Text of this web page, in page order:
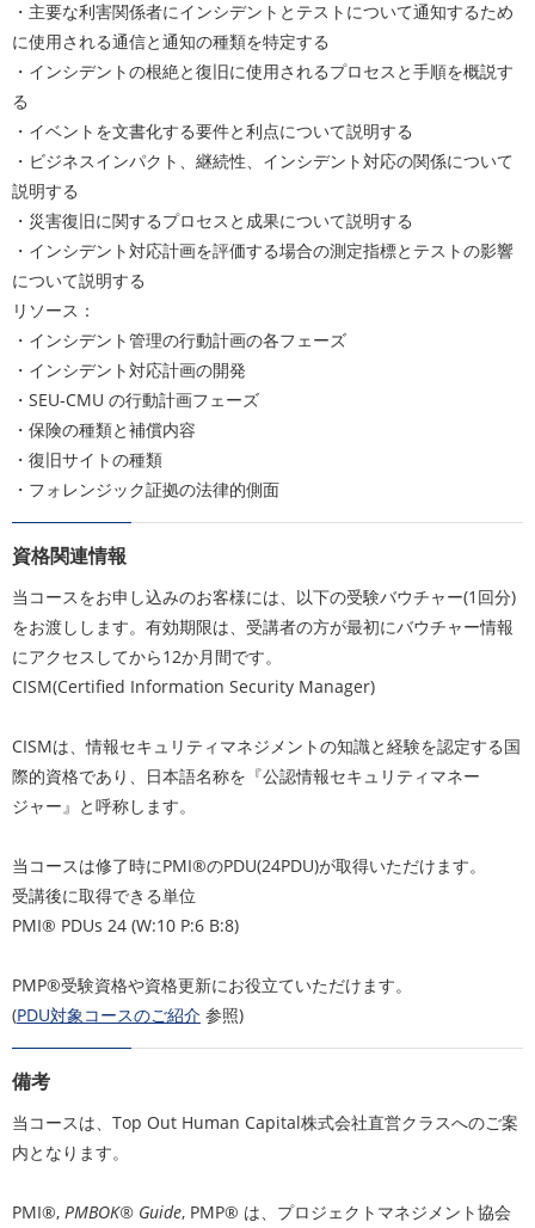
・主要な利害関係者にインシデントとテストについて通知するため
に使用される通信と通知の種類を特定する
・インシデントの根絶と復旧に使用されるプロセスと手順を概説す
る
・イベントを文書化する要件と利点について説明する
・ビジネスインパクト、継続性、インシデント対応の関係について
説明する
・災害復旧に関するプロセスと成果について説明する
・インシデント対応計画を評価する場合の測定指標とテストの影響
について説明する
リソース：
・インシデント管理の行動計画の各フェーズ
・インシデント対応計画の開発
・SEU-CMU の行動計画フェーズ
・保険の種類と補償内容
・復旧サイトの種類
・フォレンジック証拠の法律的側面
資格関連情報
当コースをお申し込みのお客様には、以下の受験バウチャー(1回分)
をお渡しします。有効期限は、受講者の方が最初にバウチャー情報
にアクセスしてから12か月間です。
CISM(Certified Information Security Manager)
CISMは、情報セキュリティマネジメントの知識と経験を認定する国
際的資格であり、日本語名称を『公認情報セキュリティマネー
ジャー』と呼称します。
当コースは修了時にPMI®のPDU(24PDU)が取得いただけます。
受講後に取得できる単位
PMI® PDUs 24 (W:10 P:6 B:8)
PMP®受験資格や資格更新にお役立ていただけます。
(PDU対象コースのご紹介 参照)
備考
当コースは、Top Out Human Capital株式会社直営クラスへのご案
内となります。
PMI®, PMBOK® Guide, PMP® は、プロジェクトマネジメント協会